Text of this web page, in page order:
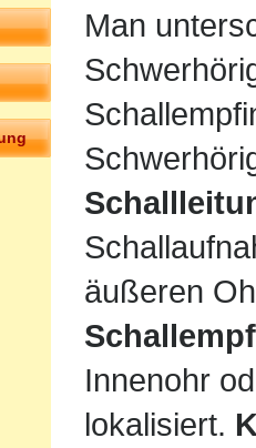
Man
äußeren
Innenohr
lokalisiert.